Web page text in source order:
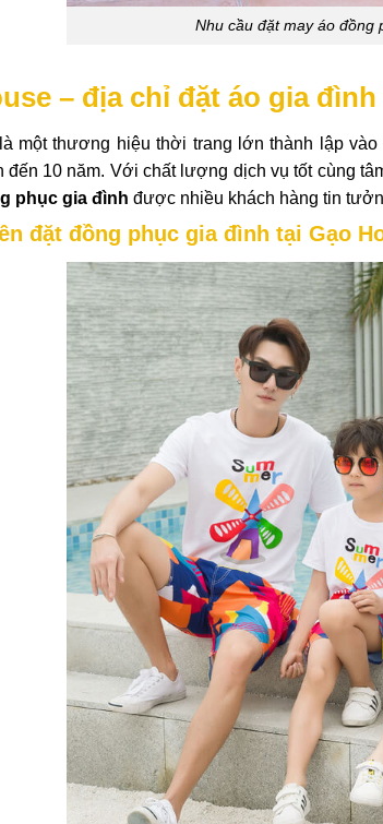
Nhu cầu đặt may áo đồng
– địa chỉ đặt áo gia
một thương hiệu thời trang lớn thành lập
đến 10 năm. Với chất lượng dịch vụ tốt cùng
phục gia đình được nhiều khách hàng tin
đặt đồng phục gia đình tại Gạo